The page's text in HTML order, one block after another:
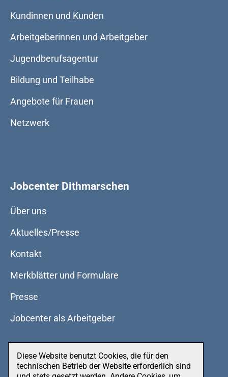
Kundinnen und Kunden
Arbeitgeberinnen und Arbeitgeber
Jugendberufsagentur
Bildung und Teilhabe
Angebote für Frauen
Netzwerk
Jobcenter Dithmarschen
Über uns
Aktuelles/Presse
Kontakt
Merkblätter und Formulare
Presse
Jobcenter als Arbeitgeber
Datenschutz
Diese Website benutzt Cookies, die für den
technischen Betrieb der Website erforderlich sind